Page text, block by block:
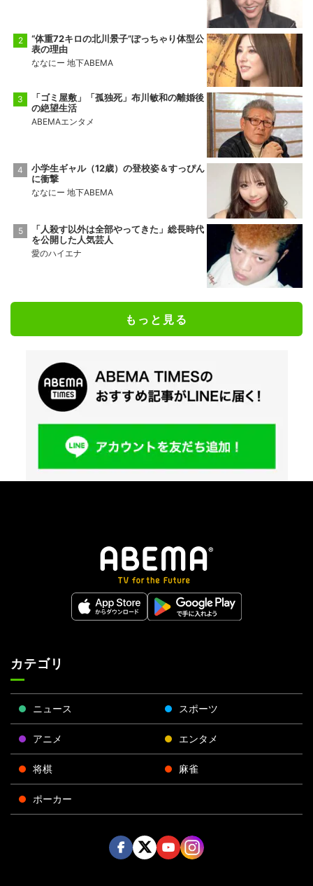
“体重72キロの北川景子”ぽっちゃり体型公
表の理由
ななにー 地下ABEMA
「ゴミ屋敷」「孤独死」布川敏和の離婚後
の絶望生活
ABEMAエンタメ
小学生ギャル（12歳）の登校姿＆すっぴん
に衝撃
ななにー 地下ABEMA
「人殺す以外は全部やってきた」総長時代
を公開した人気芸人
愛のハイエナ
もっと見る
カテゴリ
ニュース スポーツ
アニメ エンタメ
将棋 麻雀
ポーカー